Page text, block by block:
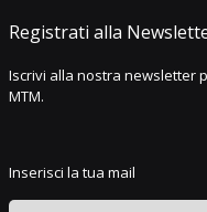
Registrati alla
Iscrivi alla nostra newsletter
MTM.
Inserisci la tua mail